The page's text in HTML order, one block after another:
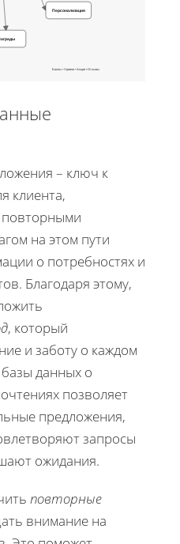
Персонализация
Баллы • Уровни • Акции • Отзывы
– ключ к
клиента,
на этом пути
о потребностях и
Благодаря этому,
, который
и заботу о каждом
данных о
позволяет
предложения,
запросы
ожидания.
повторные
внимание на